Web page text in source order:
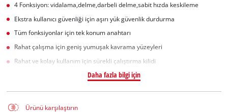
4 Fonksiyon: vidalama,delme,darbeli delme,sabit hızda keskileme
Ekstra kullanıcı güvenliği için aşırı yük güvenlik durdurma
Tüm fonksiyonlar için tek konum anahtarı
Rahat çalışma için geniş yumuşak kavrama yüzeyleri
Rahat ve kolay kullanım için sürekli çalıştırma kilidi
Daha fazla bilgi için
Ürünü karşılaştırın